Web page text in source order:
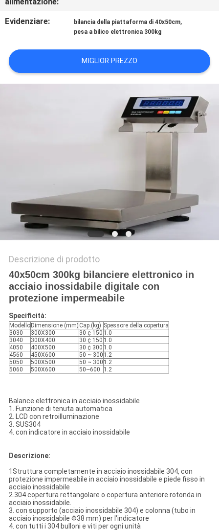
CASI
CHIEDI UN
PREVENTIVO
Evidenziare: bilancia della piattaforma di 40x50cm,
pesa a bilico elettronica 300kg
MIGLIOR PREZZO
Descrizione di prodotto
40x50cm 300kg bilanciere elettronico in
acciaio inossidabile digitale con
protezione impermeabile
Specificità:
Modello Dimensione (mm) Cap.(kg) Spessore della copertura
3030
300X300 30 ¢ 150 1.0
3040
300X400 30 ¢ 150 1.0
4050
400X500 30 ¢ 300 1.0
4560
450X600 50 ~ 300 1.2
5050
500X500 50 ~ 300 1.2
5060
500X600 50~600 1.2
Balance elettronica in acciaio inossidabile
1. Funzione di tenuta automatica
2. LCD con retroilluminazione
3. SUS304
4. con indicatore in acciaio inossidabile
Descrizione:
1Struttura completamente in acciaio inossidabile 304, con
protezione impermeabile in acciaio inossidabile e piede fisso in
acciaio inossidabile
2.304 copertura rettangolare o copertura anteriore rotonda in
acciaio inossidabile.
3. con supporto (acciaio inossidabile 304) e colonna (tubo in
acciaio inossidabile Φ38 mm) per l'indicatore
4. con tutti i 304 bulloni e viti per ogni unità